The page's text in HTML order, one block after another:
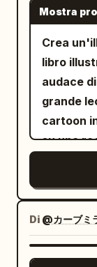
alla
6
con
fire, a
explodes
del
caption:
as the
forest.”
ampia
peloso
occhi
leone
sinistra;
seduto
gatto
coniglio;
laterali;
simile a
destra
piccolo
a metà
ultra-
realistici
grading
HDR,
editoriale
Sony A1
facciali
senza
Aggiungi
cammina
felice a
spesso
Imposta
lungo la
che
centrale,
verdi su
brillante
bianca in
Mostra
Crea
libro
audace
grande
cartoon
su una
savana
giallo-
una
roccia,
tratti del
Di @カーブミ